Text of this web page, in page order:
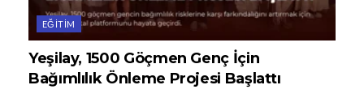
EĞITIM
Yeşilay, 1500 Göçmen Genç İçin
Bağımlılık Önleme Projesi Başlattı